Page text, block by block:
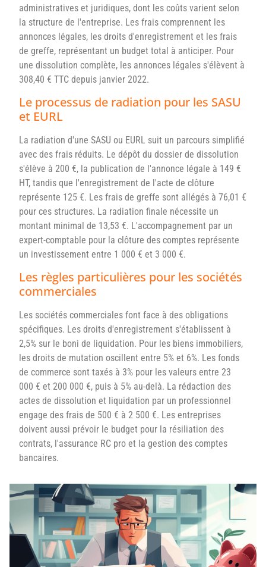
administratives et juridiques, dont les coûts varient selon
la structure de l'entreprise. Les frais comprennent les
annonces légales, les droits d'enregistrement et les frais
de greffe, représentant un budget total à anticiper. Pour
une dissolution complète, les annonces légales s'élèvent à
308,40 € TTC depuis janvier 2022.
Le processus de radiation pour les SASU
et EURL
La radiation d'une SASU ou EURL suit un parcours simplifié
avec des frais réduits. Le dépôt du dossier de dissolution
s'élève à 200 €, la publication de l'annonce légale à 149 €
HT, tandis que l'enregistrement de l'acte de clôture
représente 125 €. Les frais de greffe sont allégés à 76,01 €
pour ces structures. La radiation finale nécessite un
montant minimal de 13,53 €. L'accompagnement par un
expert-comptable pour la clôture des comptes représente
un investissement entre 1 000 € et 3 000 €.
Les règles particulières pour les sociétés
commerciales
Les sociétés commerciales font face à des obligations
spécifiques. Les droits d'enregistrement s'établissent à
2,5% sur le boni de liquidation. Pour les biens immobiliers,
les droits de mutation oscillent entre 5% et 6%. Les fonds
de commerce sont taxés à 3% pour les valeurs entre 23
000 € et 200 000 €, puis à 5% au-delà. La rédaction des
actes de dissolution et liquidation par un professionnel
engage des frais de 500 € à 2 500 €. Les entreprises
doivent aussi prévoir le budget pour la résiliation des
contrats, l'assurance RC pro et la gestion des comptes
bancaires.